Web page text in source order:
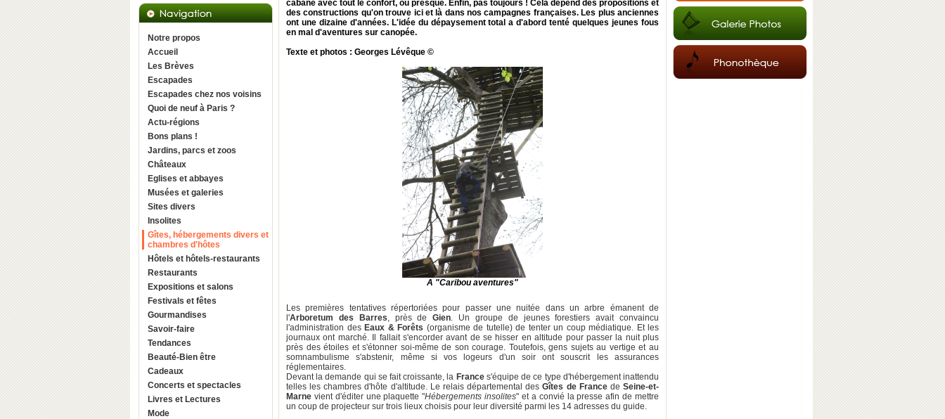
Notre propos
Accueil
Les Brèves
Escapades
Escapades chez nos voisins
Quoi de neuf à Paris ?
Actu-régions
Bons plans !
Jardins, parcs et zoos
Châteaux
Eglises et abbayes
Musées et galeries
Sites divers
Insolites
Gîtes, hébergements divers et
chambres d'hôtes
Hôtels et hôtels-restaurants
Restaurants
Expositions et salons
Festivals et fêtes
Gourmandises
Savoir-faire
Tendances
Beauté-Bien être
Cadeaux
Concerts et spectacles
Livres et Lectures
Mode
cabane avec tout le confort, ou presque. Enfin, pas toujours ! Cela dépend des propositions et
des constructions qu'on trouve ici et là dans nos campagnes françaises. Les plus anciennes
ont une dizaine d'années. L'idée du dépaysement total a d'abord tenté quelques jeunes fous
en mal d'aventures sur canopée.
Texte et photos : Georges Lévêque ©
A "Caribou aventures"
Les premières tentatives répertoriées pour passer une nuitée dans un arbre émanent de
l'Arboretum des Barres, près deGien. Un groupe de jeunes forestiers avait convaincu
l'administration des Eaux & Forêts (organisme de tutelle) de tenter un coup médiatique. Et les
journaux ont marché. Il fallait s'encorder avant de se hisser en altitude pour passer la nuit plus
près des étoiles et s'étonner soi-même de son courage. Toutefois, gens sujets au vertige et au
somnambulisme s'abstenir, même si vos logeurs d'un soir ont souscrit les assurances
réglementaires.
Devant la demande qui se fait croissante, la Frances'équipe de ce type d'hébergement inattendu
telles les chambres d'hôte d'altitude. Le relais départemental desGîtes de FrancedeSeine-et-
Marne vient d'éditer une plaquette "Hébergements insolites" et a convié la presse afin de mettre
un coup de projecteur sur trois lieux choisis pour leur diversité parmi les 14 adresses du guide.